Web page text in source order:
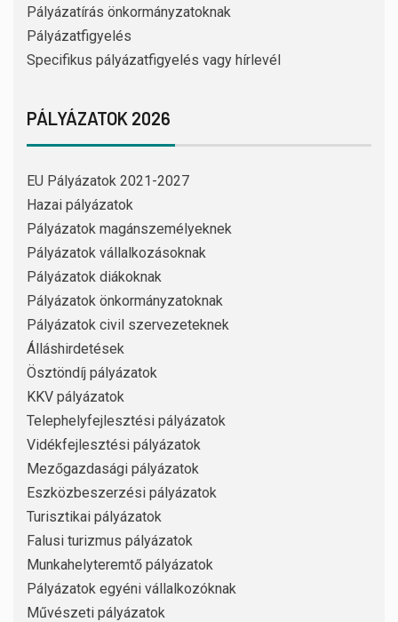
Pályázatírás önkormányzatoknak
Pályázatfigyelés
Specifikus pályázatfigyelés vagy hírlevél
PÁLYÁZATOK 2026
EU Pályázatok 2021-2027
Hazai pályázatok
Pályázatok magánszemélyeknek
Pályázatok vállalkozásoknak
Pályázatok diákoknak
Pályázatok önkormányzatoknak
Pályázatok civil szervezeteknek
Álláshirdetések
Ösztöndíj pályázatok
KKV pályázatok
Telephelyfejlesztési pályázatok
Vidékfejlesztési pályázatok
Mezőgazdasági pályázatok
Eszközbeszerzési pályázatok
Turisztikai pályázatok
Falusi turizmus pályázatok
Munkahelyteremtő pályázatok
Pályázatok egyéni vállalkozóknak
Művészeti pályázatok